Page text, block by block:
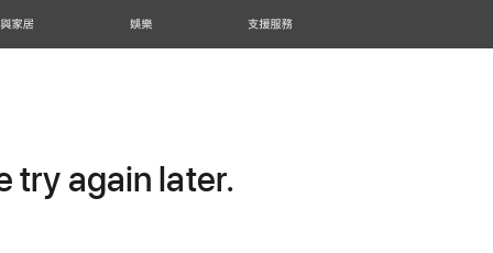
家居 娛樂 支援服務
try again later.